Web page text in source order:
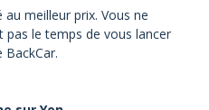
meilleur prix. Vous ne
le temps de vous lancer